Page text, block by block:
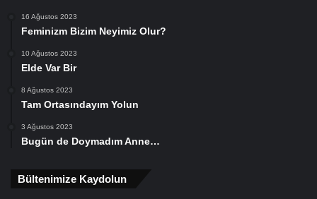
16 Ağustos 2023
Feminizm Bizim Neyimiz Olur?
10 Ağustos 2023
Elde Var Bir
8 Ağustos 2023
Tam Ortasındayım Yolun
3 Ağustos 2023
Bugün de Doymadım Anne…
Bültenimize Kaydolun